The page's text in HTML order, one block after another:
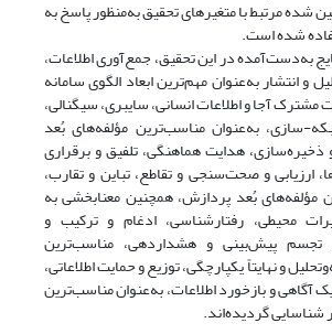
شده مرتبط با متغیرهای تحقیق به‌منظور پاسخ به
شده است.
به‌دست‌آمده در این تحقیق، جمع‌آوری اطلاعات،
و انتشار به‌عنوان مهم‌ترین ابعاد الگوی سامانه
مشترک آجا و اطلاعات انسانی، سایبری، سیگنالی،
سازی، به‌عنوان مناسب‌ترین مؤلفه‌های بُعد
ذخیره‌سازی، هدایت هماهنگی، تلفیق و برقراری
ارزیابی و صحت‌سنجی و تقاطع، تباین و تقارب،
مؤلفه‌های بُعد پردازش، همچنین معنابخشی به
محیطی، رفتارشناسی، ادغام و ترکیب و
تجسم پیش‌بینی و هشداردهی، مناسب‌ترین
و نهایتاً یکپارچگی، توزیع و حمایت اطلاعاتی،
آگاهی و بازخورد اطلاعات، به‌عنوان مناسب‌ترین
شناسایی گردیده‌اند.